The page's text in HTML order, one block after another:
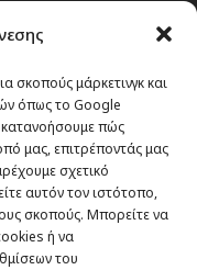
σκοπούς μάρκετινγκ και
όπως το Google
πώς
μας, επιτρέποντάς μας
σχετικό
αυτόν τον ιστότοπο,
σκοπούς. Μπορείτε να
ή να
του